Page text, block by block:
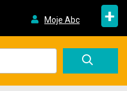
Moje Abc +